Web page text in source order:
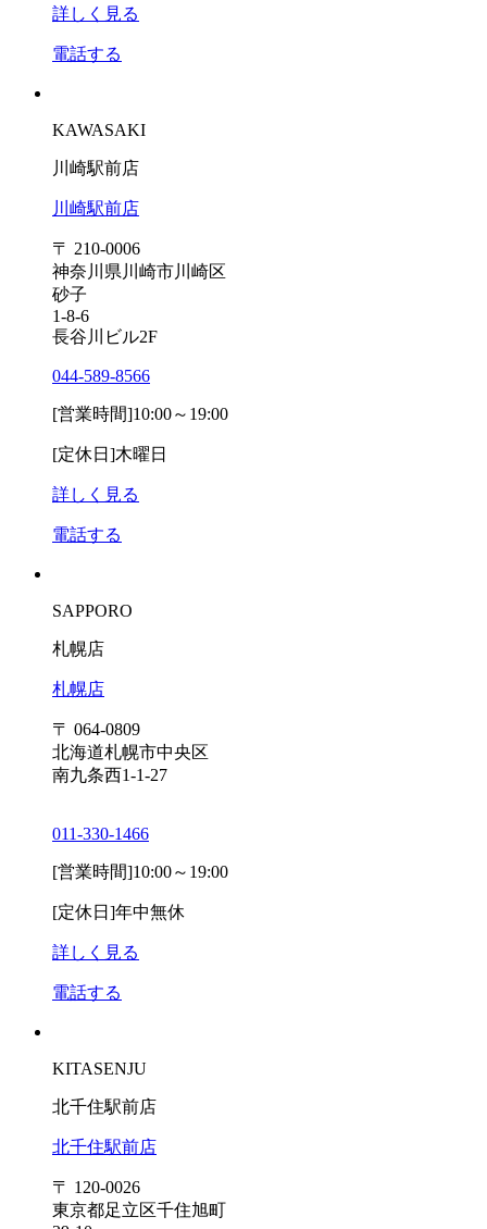
詳しく見る
電話する
KAWASAKI
川崎駅前店
川崎駅前店
〒 210-0006
神奈川県川崎市川崎区
砂子
1-8-6
長谷川ビル2F
044-589-8566
[営業時間]10:00～19:00
[定休日]木曜日
詳しく見る
電話する
SAPPORO
札幌店
札幌店
〒 064-0809
北海道札幌市中央区
南九条西1-1-27
011-330-1466
[営業時間]10:00～19:00
[定休日]年中無休
詳しく見る
電話する
KITASENJU
北千住駅前店
北千住駅前店
〒 120-0026
東京都足立区千住旭町